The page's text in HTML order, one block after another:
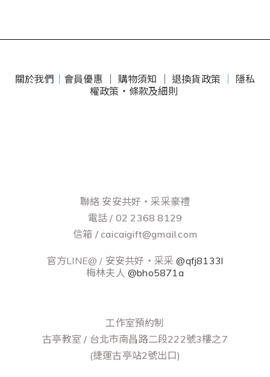
關於我們 會員優惠 ｜ 購物須知 ｜ 退換貨政策
隱私
權政策・條款及細則
聯絡 安安共好‧采采豪禮
電話 / 02 2368 8129
信箱 / caicaigift@gmail.com
官方LINE@ / 安安共好‧采采@qfj8133l
梅林夫人@bho5871a
工作室預約制
古亭教室 / 台北市南昌路二段222號3樓之7
(捷運古亭站2號出口)